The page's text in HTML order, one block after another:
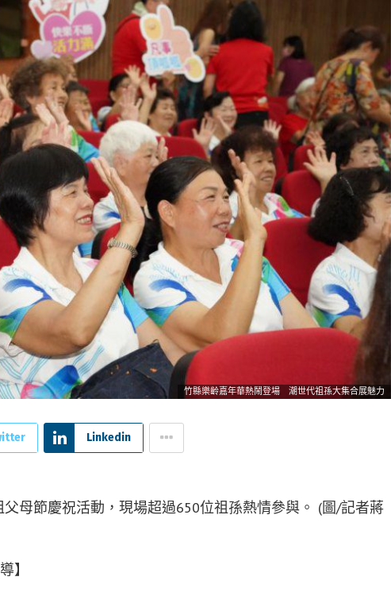
竹縣樂齡嘉年華熱鬧登場 潮世代祖孫大集合展魅力
Linkedin
母節慶祝活動，現場超過650位祖孫熱情參與。 (圖/記者蔣
】